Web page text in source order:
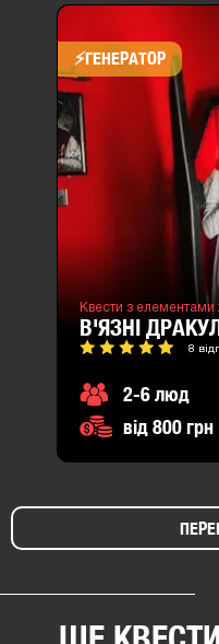
⚡​ГЕНЕРАТОР
Квести з елементами
В'ЯЗНІ
8
2-6 люд
від 800 грн